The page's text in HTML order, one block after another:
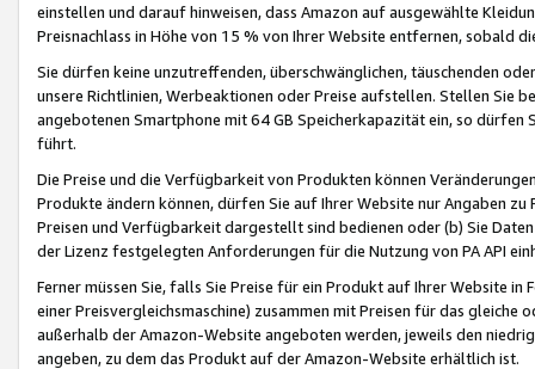
einstellen und darauf hinweisen, dass Amazon auf ausgewählte
Preisnachlass in Höhe von 15 % von Ihrer Website entfernen, sobald
Sie dürfen keine unzutreffenden, überschwänglichen, täuschenden
unsere Richtlinien, Werbeaktionen oder Preise aufstellen. Stellen Sie
angebotenen Smartphone mit 64 GB Speicherkapazität ein, so dürfen
führt.
Die Preise und die Verfügbarkeit von Produkten können
Produkte ändern können, dürfen Sie auf Ihrer Website nur Angaben
Preisen und Verfügbarkeit dargestellt sind bedienen oder (b) Sie
der Lizenz festgelegten Anforderungen für die Nutzung von PA API
Ferner müssen Sie, falls Sie Preise für ein Produkt auf Ihrer Website
einer Preisvergleichsmaschine) zusammen mit Preisen für das
außerhalb der Amazon-Website angeboten werden, jeweils den
angeben, zu dem das Produkt auf der Amazon-Website erhältlich ist.